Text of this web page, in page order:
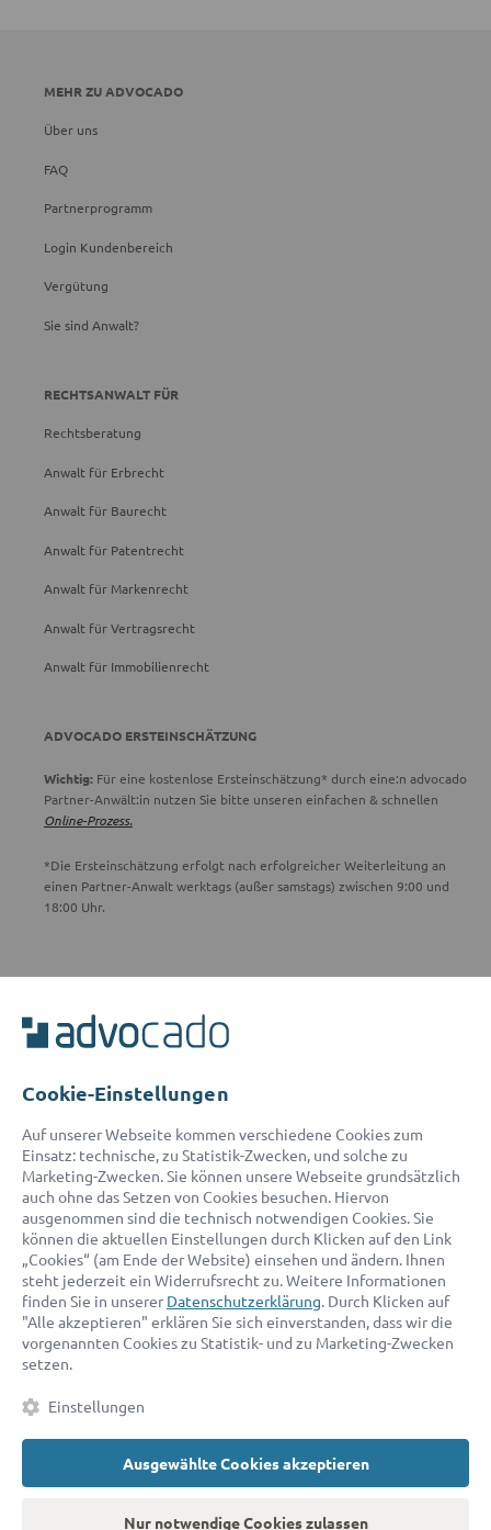
MEHR ZU ADVOCADO
Über uns
FAQ
Partnerprogramm
Login Kundenbereich
Vergütung
Sie sind Anwalt?
RECHTSANWALT FÜR
Rechtsberatung
Anwalt für Erbrecht
Anwalt für Baurecht
Anwalt für Patentrecht
Anwalt für Markenrecht
Anwalt für Vertragsrecht
Anwalt für Immobilienrecht
ADVOCADO ERSTEINSCHÄTZUNG
Wichtig: Für eine kostenlose Ersteinschätzung* durch eine:n advocado
Partner-Anwält:in nutzen Sie bitte unseren einfachen & schnellen
Online-Prozess.
*Die Ersteinschätzung erfolgt nach erfolgreicher Weiterleitung an
einen Partner-Anwalt werktags (außer samstags) zwischen 9:00 und
18:00 Uhr.
Unser Serviceteam ist von 8:00 bis 17:00 Uhr für Sie erreichbar.
E-Mail:
service@advocado.com
© 2026 advocado - einfach online den passenden Rechtsanwalt finden
Auszeichnungen:
KontaktDatenschutzImpressumFaktenAGB
CookiesBarrierefreiheitserklärung
Cookie-Einstellungen
Auf unserer Webseite kommen verschiedene Cookies zum
Einsatz: technische, zu Statistik-Zwecken, und solche zu
Marketing-Zwecken. Sie können unsere Webseite grundsätzlich
auch ohne das Setzen von Cookies besuchen. Hiervon
ausgenommen sind die technisch notwendigen Cookies. Sie
können die aktuellen Einstellungen durch Klicken auf den Link
„Cookies“ (am Ende der Website) einsehen und ändern. Ihnen
steht jederzeit ein Widerrufsrecht zu. Weitere Informationen
finden Sie in unserer Datenschutzerklärung. Durch Klicken auf
"Alle akzeptieren" erklären Sie sich einverstanden, dass wir die
vorgenannten Cookies zu Statistik- und zu Marketing-Zwecken
setzen.
Einstellungen
Ausgewählte Cookies akzeptieren
Nur notwendige Cookies zulassen